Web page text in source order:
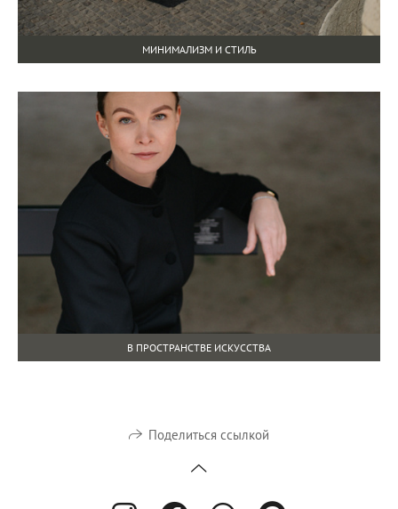
МИНИМАЛИЗМ И СТИЛЬ
В ПРОСТРАНСТВЕ ИСКУССТВА
Поделиться ссылкой